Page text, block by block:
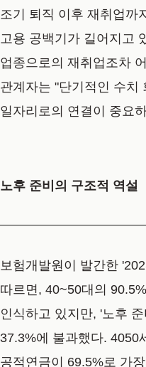
조기 퇴직 이후 재취업까
고용 공백기가 길어지고
업종으로의 재취업조차
관계자는 "단기적인 수치
일자리로의 연결이 중요
노후 준비의 구조적 역설
보험개발원이 발간한
따르면, 40~50대의
인식하고 있지만, '노후
37.3%에 불과했다. 4050
공적연금이 69.5%로 가